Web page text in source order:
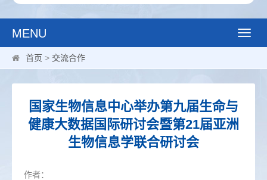
MENU
Toggle
首页 > 交流合作
国家生物信息中心举办第九届生命与
健康大数据国际研讨会暨第21届亚洲
生物信息学联合研讨会
作者：